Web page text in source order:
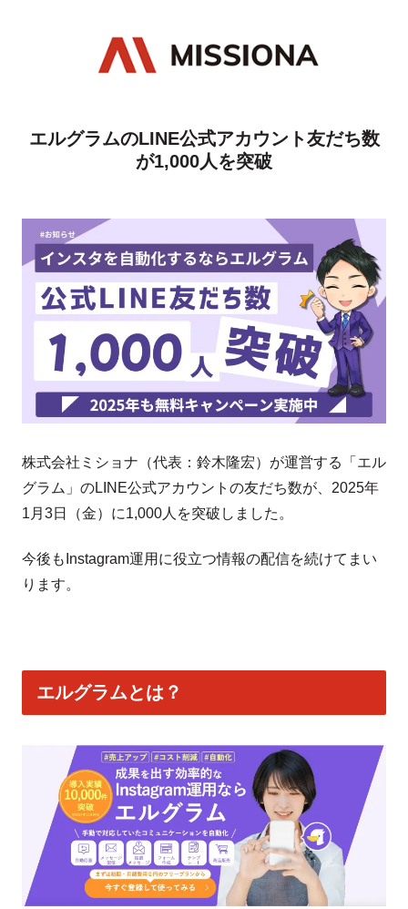
エルグラムのLINE公式アカウント友だち数
が1,000人を突破
株式会社ミショナ（代表：鈴木隆宏）が運営する「エル
グラム」のLINE公式アカウントの友だち数が、2025年
1月3日（金）に1,000人を突破しました。
今後もInstagram運用に役立つ情報の配信を続けてまい
ります。
エルグラムとは？